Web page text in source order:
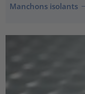
Manchons isolants